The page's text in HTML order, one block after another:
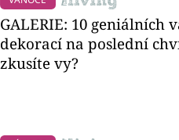
GALERIE: 10 geniálních
dekorací na poslední
zkusíte vy?